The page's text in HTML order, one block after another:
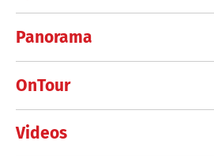
Panorama
OnTour
Videos